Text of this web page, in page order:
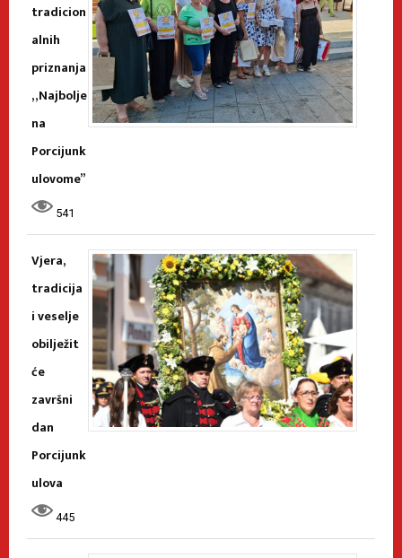
tradicion
alnih
priznanja
„Najbolje
na
Porcijunk
ulovome”
541
Vjera,
tradicija
i veselje
obilježit
će
završni
dan
Porcijunk
ulova
445